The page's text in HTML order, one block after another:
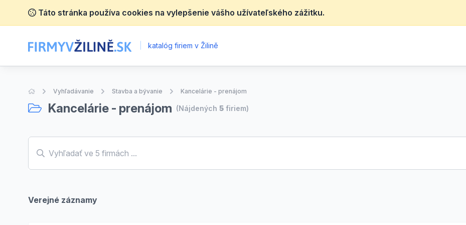
Táto stránka používa cookies na vylepšenie vášho užívateľského zážitku.
katalóg firiem v Žilině
Úvodná stránka
Vyhľadávanie Stavba a bývanie Kancelárie - prenájom
Kancelárie - prenájom (Nájdených 5 firiem)
Verejné záznamy